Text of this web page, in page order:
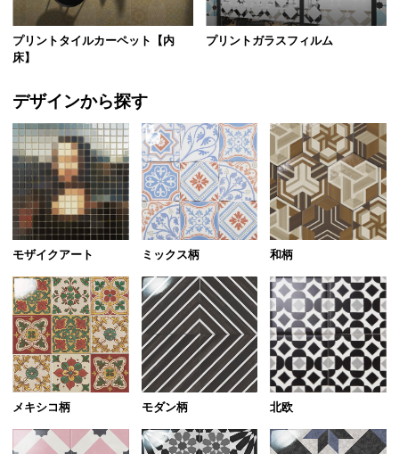
プリントタイルカーペット【内
床】
プリントガラスフィルム
デザインから探す
モザイクアート ミックス柄 和柄
メキシコ柄 モダン柄 北欧